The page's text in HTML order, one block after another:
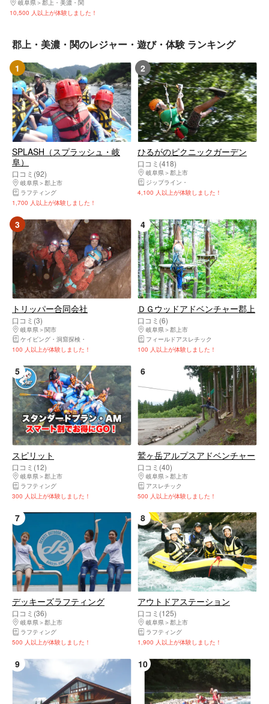
岐阜県
郡上・美濃・関
10,500 人以上が体験しました！
郡上・美濃・関のレジャー・遊び・体験 ランキング
1
SPLASH（スプラッシュ・岐
阜）
口コミ(92)
岐阜県
郡上市
ラフティング
1,700 人以上が体験しました！
2
ひるがのピクニックガーデン
口コミ(418)
岐阜県
郡上市
ジップライン
4,100 人以上が体験しました！
3
トリッパー合同会社
口コミ(3)
岐阜県
関市
ケイビング・洞窟探検
ダッキー ラフティング
100 人以上が体験しました！
4
ＤＧウッドアドベンチャー郡上
口コミ(6)
岐阜県
郡上市
フィールドアスレチック
100 人以上が体験しました！
5
スピリット
口コミ(12)
岐阜県
郡上市
ラフティング
300 人以上が体験しました！
6
鷲ヶ岳アルプスアドベンチャー
口コミ(40)
岐阜県
郡上市
アスレチック
500 人以上が体験しました！
7
デッキーズラフティング
口コミ(36)
岐阜県
郡上市
ラフティング
500 人以上が体験しました！
8
アウトドアステーション
口コミ(125)
岐阜県
郡上市
ラフティング
1,900 人以上が体験しました！
9 10